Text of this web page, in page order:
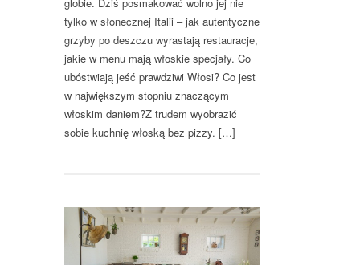
tylko w słonecznej Italii – jak autentyczne
grzyby po deszczu wyrastają restauracje,
jakie w menu mają włoskie specjały. Co
ubóstwiają jeść prawdziwi Włosi? Co jest
w największym stopniu znaczącym
włoskim daniem?Z trudem wyobrazić
sobie kuchnię włoską bez pizzy. […]